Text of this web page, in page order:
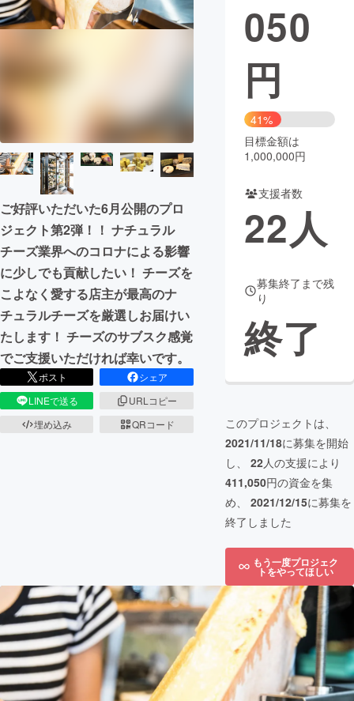
ビジネス・起業 チャレンジ
CAMPFIRE for Social Good CAMPFIRE Creation
CAMPFIREふるさと納税
machi-ya コミュニティ
ご好評いただいた6月公開のプロ
ジェクト第2弾！！ ナチュラル
チーズ業界へのコロナによる影響
に少しでも貢献したい！ チーズを
こよなく愛する店主が最高のナ
チュラルチーズを厳選しお届けい
たします！ チーズのサブスク感覚
でご支援いただければ幸いです。
ポスト
シェア
LINEで送る
URLコピー
埋め込み
QRコード
050
円
41%
目標金額は
1,000,000円
支援者数
22人
募集終了まで残
り
終了
このプロジェクトは、
2021/11/18に募集を開始
し、 22人の支援により
411,050円の資金を集
め、 2021/12/15に募集を
終了しました
もう一度プロジェク
トをやってほしい